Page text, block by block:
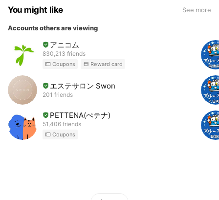
You might like See more
Accounts others are viewing
アニコム
830,213 friends
Coupons Reward card
エステサロン Swon
201 friends
PETTENA(ぺテナ)
51,406 friends
Coupons